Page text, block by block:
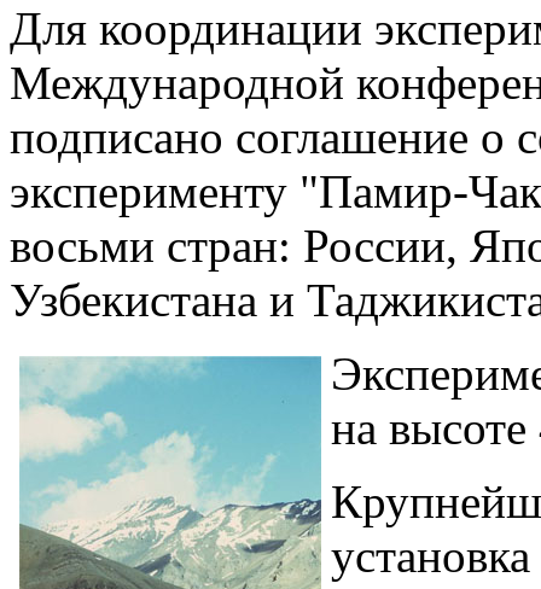
Для координации
Международной
подписано соглашение о
эксперименту "Памир-
восьми стран: России,
Узбекистана и
на